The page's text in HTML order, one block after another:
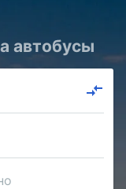
автобусы